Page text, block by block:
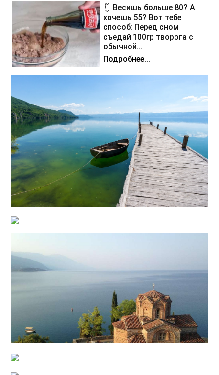
🩱 Весишь больше 80? А
хочешь 55? Вот тебе
способ: Перед сном
съедай 100гр творога с
обычной...
Подробнее...